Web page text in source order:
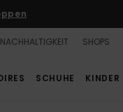
NACHHALTIGKEIT SHOPS
SCHUHE KINDER